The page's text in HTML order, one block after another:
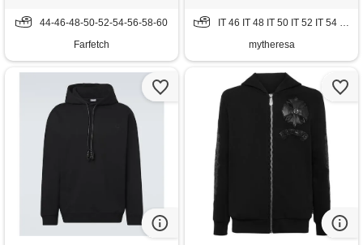
44-46-48-50-52-54-56-58-60
Farfetch
IT 46 IT 48 IT 50 IT 52 IT 54 IT 56 IT 58
mytheresa